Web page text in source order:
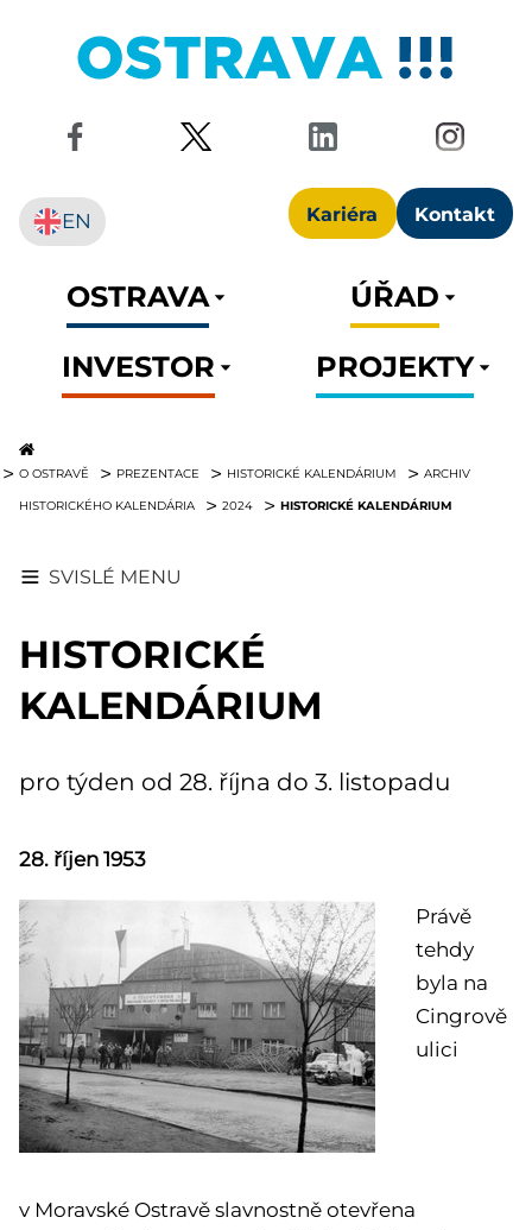
Kariéra Kontakt
EN
OSTRAVA
ÚŘAD
INVESTOR
PROJEKTY
O OSTRAVĚ PREZENTACE HISTORICKÉ KALENDÁRIUM ARCHIV
HISTORICKÉHO KALENDÁRIA 2024 HISTORICKÉ KALENDÁRIUM
SVISLÉ MENU
HISTORICKÉ
KALENDÁRIUM
pro týden od 28. října do 3. listopadu
28. říjen 1953
Právě
tehdy
byla na
Cingrově
ulici
v Moravské Ostravě slavnostně otevřena